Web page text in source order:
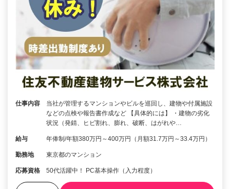
仕事内容
当社が管理するマンションやビルを巡回し、建物や付属施設
などの点検や報告書作成など 【具体的には】 ・建物の劣化
状況（発錆、ヒビ割れ、膨れ、破断、はがれや…
給与 年俸制/年額380万円～400万円（月額31.7万円～33.4万円）
勤務地 東京都のマンション
応募資格 50代活躍中！ PC基本操作（入力程度）